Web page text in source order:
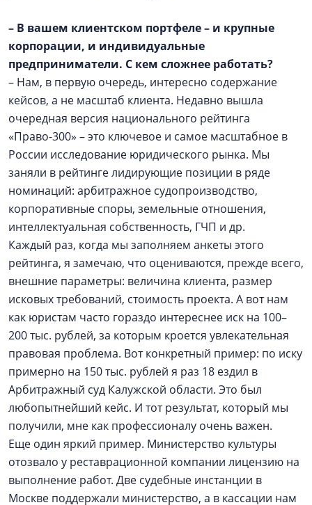
– В вашем клиентском портфеле – и крупные
корпорации, и индивидуальные
предприниматели. С кем сложнее работать?
– Нам, в первую очередь, интересно содержание
кейсов, а не масштаб клиента. Недавно вышла
очередная версия национального рейтинга
«Право-300» – это ключевое и самое масштабное в
России исследование юридического рынка. Мы
заняли в рейтинге лидирующие позиции в ряде
номинаций: арбитражное судопроизводство,
корпоративные споры, земельные отношения,
интеллектуальная собственность, ГЧП и др.
Каждый раз, когда мы заполняем анкеты этого
рейтинга, я замечаю, что оцениваются, прежде всего,
внешние параметры: величина клиента, размер
исковых требований, стоимость проекта. А вот нам
как юристам часто гораздо интереснее иск на 100–
200 тыс. рублей, за которым кроется увлекательная
правовая проблема. Вот конкретный пример: по иску
примерно на 150 тыс. рублей я раз 18 ездил в
Арбитражный суд Калужской области. Это был
любопытнейший кейс. И тот результат, который мы
получили, мне как профессионалу очень важен.
Еще один яркий пример. Министерство культуры
отозвало у реставрационной компании лицензию на
выполнение работ. Две судебные инстанции в
Москве поддержали министерство, а в кассации нам